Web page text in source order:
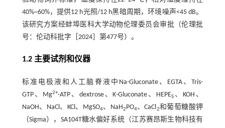
40%~60%，提供12 h光照/12 h黑暗周期，环境噪声<45 dB。
该研究方案经蚌埠医科大学动物伦理委员会审批（伦理批
号：伦动科批字［2024］第477号）。
1.2 主要试剂和仪器
标准电极液和人工脑脊液中Na-Gluconate、EGTA、Tris-
GTP、Mg2+-ATP、dextrose、K-Gluconate、HEPES 、KOH、
NaOH、NaCl、KCl、MgSO4、NaH2PO4、CaCl2和葡萄糖酸钾
（Sigma），SA104T糖水偏好系统（江苏赛昂斯生物科技有